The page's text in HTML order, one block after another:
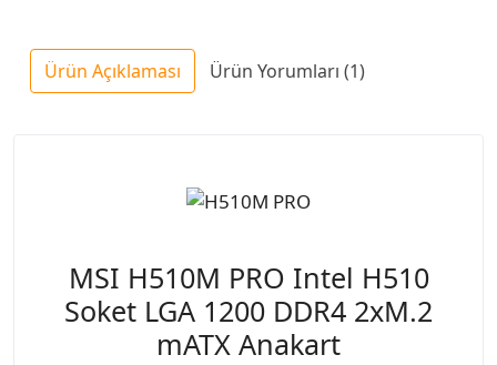
Ürün Açıklaması Ürün Yorumları (1)
MSI H510M PRO Intel H510
Soket LGA 1200 DDR4 2xM.2
mATX Anakart